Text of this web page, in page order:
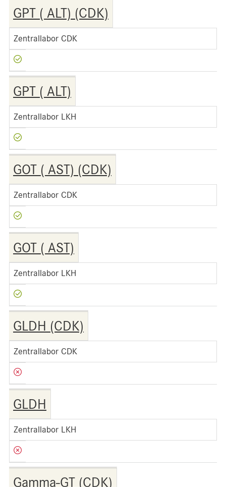
GPT ( ALT) (CDK)
Zentrallabor CDK
GPT ( ALT)
Zentrallabor LKH
GOT ( AST) (CDK)
Zentrallabor CDK
GOT ( AST)
Zentrallabor LKH
GLDH (CDK)
Zentrallabor CDK
GLDH
Zentrallabor LKH
Gamma-GT (CDK)